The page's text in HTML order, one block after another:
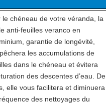
le chéneau de votre véranda, la
anti-feuilles veranco en
garantie de longévité,
les accumulations de
dans le chéneau et évitera
des descentes d’eau. De
elle vous facilitera et diminuera
des nettoyages du